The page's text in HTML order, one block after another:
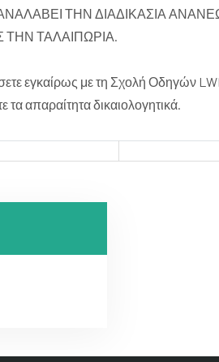
ΤΗΝ ΔΙΑΔΙΚΑΣΙΑ
ΤΑΛΑΙΠΩΡΙΑ.
εγκαίρως με τη Σχολή Οδηγών
απαραίτητα δικαιολογητικά.